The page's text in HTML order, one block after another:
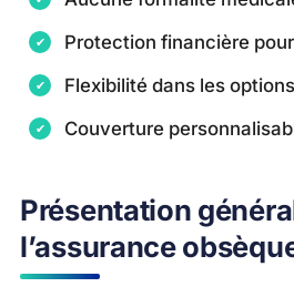
Protection financière
Flexibilité dans les
Couverture
Présentation
l’assurance